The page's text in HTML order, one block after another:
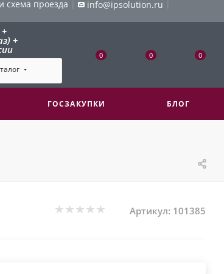
схема проезда | info@ipsolution.ru |
+
0 0 0
ГОСЗАКУПКИ БЛОГ
Артикул: 101385